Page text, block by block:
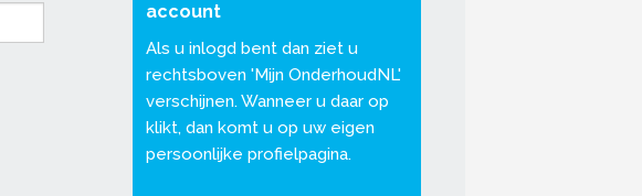
account
Als u inlogd bent dan ziet u
rechtsboven 'Mijn OnderhoudNL'
verschijnen. Wanneer u daar op
klikt, dan komt u op uw eigen
persoonlijke profielpagina.